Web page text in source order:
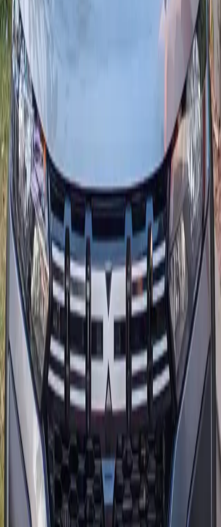
Stepway
Crossover polyvalent et confortable, la Dacia Sandero Stepway
TCe 90 X-Tronic offre une conduite souple, une consommation
maîtrisée et une connectivité moderne (Apple CarPlay / Android
Auto selon finition). Parfaite pour la ville comme pour les trajets
interurbains à agadir.
Places
Boîte
Automatique
Carburant
Essence
À partir de 400 MAD/jour
Points qualité
Locations Dacia calibrées pour le
Maroc
Dacia prête pour l’aéroport
Deux créneaux couvrent l’aéroport d’Agadir Al Massira,
Taghazout et le centre-ville le même jour.
Préparation premium avant chaque Dacia
Lavage compatible céramique et traitement à l’ozone gardent
l’habitacle impeccable malgré l’air marin.
Kilométrage souple pour la côte
Les locations Dacia incluent un kilométrage généreux pour
rouler vers Essaouira ou Paradise Valley sereinement.
Conciergerie Dacia
Donnez votre vol ou hôtel et nous préparons la Dacia avec un agent
bilingue.
Planifier la livraison
Motorisations disponibles : diesel, essence
2026 déjà livré
Livraison aéroport, hôtel ou riad à Agadir en moins de 2 h.
À savoir
Questions sur la location Dacia à
Agadir